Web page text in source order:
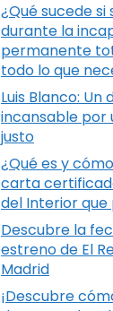
¿Qué sucede si
durante la
permanente
todo lo que
Luis Blanco: Un
incansable por
justo
¿Qué es y
carta
del Interior que
Descubre la
estreno de El
Madrid
¡Descubre